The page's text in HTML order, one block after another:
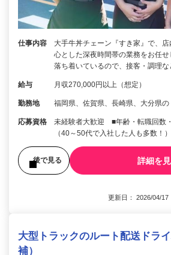
仕事内容
大手牛丼チェーン『すき家』で、
心とした深夜時間帯の業務をお任
落ち着いているので、接客・調理
給与 月収270,000円以上（想定）
勤務地 福岡県、佐賀県、長崎県、大分県
応募資格
未経験者大歓迎 ■年齢・転職回数
（40～50代で入社した人も多数
後で見る 詳細を
更新日： 2026/04/
大型トラックのルート配送ドラ
補）